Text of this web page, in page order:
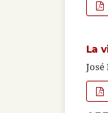
La
José